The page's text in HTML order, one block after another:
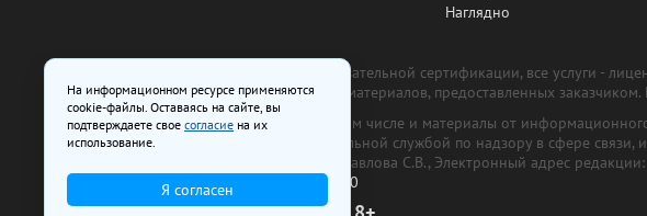
Наглядно
Все рекламные товары подлежат обязательной сертификации, все услуги -
изготовлена и размещена на основе материалов, предоставленных
На сайте www.irk.ru размещаются в том числе и материалы от
от 29 октября 2018 г., выдан Федеральной службой по надзору в сфере
ООО «Ирк.ру». Главный редактор — Павлова С.В., Электронный адрес редакции:
Телефон редакции:
+7 (3952) 48-88-50
На информационном ресурсе применяются
cookie-файлы. Оставаясь на сайте, вы
подтверждаете свое согласие на их
использование.
Я согласен